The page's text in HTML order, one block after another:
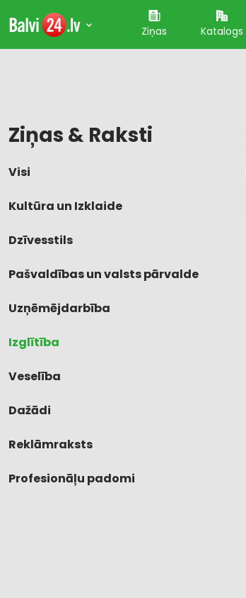
Ziņas Katalogs
Ziņas & Raksti
Visi
Kultūra un Izklaide
Dzīvesstils
Pašvaldības un valsts pārvalde
Uzņēmējdarbība
Izglītība
Veselība
Dažādi
Reklāmraksts
Profesionāļu padomi